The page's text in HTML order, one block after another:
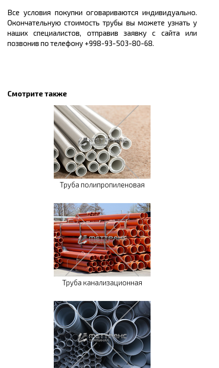
Все условия покупки оговариваются индивидуально.
Окончательную стоимость трубы вы можете узнать у
наших специалистов, отправив заявку с сайта или
позвонив по телефону +998-93-503-80-68.
Смотрите также
Труба полипропиленовая
Труба канализационная